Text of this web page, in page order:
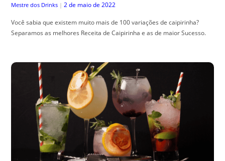
Mestre dos Drinks | 2 de maio de 2022
Você sabia que existem muito mais de 100 variações de caipirinha?
Separamos as melhores Receita de Caipirinha e as de maior Sucesso.